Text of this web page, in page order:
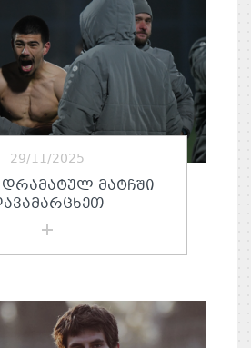
29/11/2025
ᲓᲠᲐᲛᲐᲢᲣᲚ ᲛᲐᲢᲩᲨᲘ